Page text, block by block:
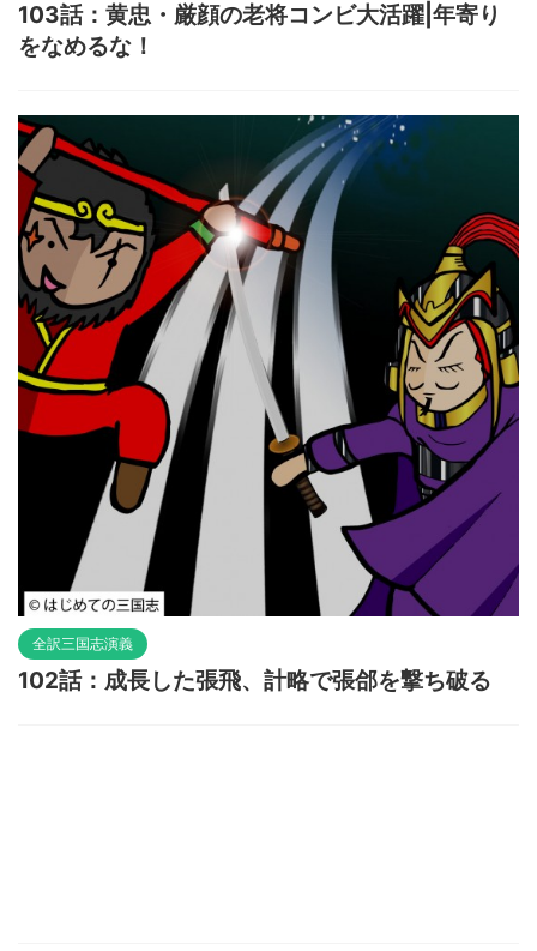
103話：黄忠・厳顔の老将コンビ大活躍|年寄り
をなめるな！
全訳三国志演義
102話：成長した張飛、計略で張郃を撃ち破る